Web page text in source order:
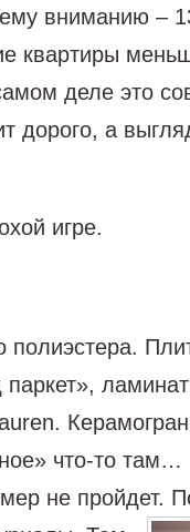
вниманию –
квартиры
деле это
дорого, а
игре.
полиэстера.
что-то
не пройдет.